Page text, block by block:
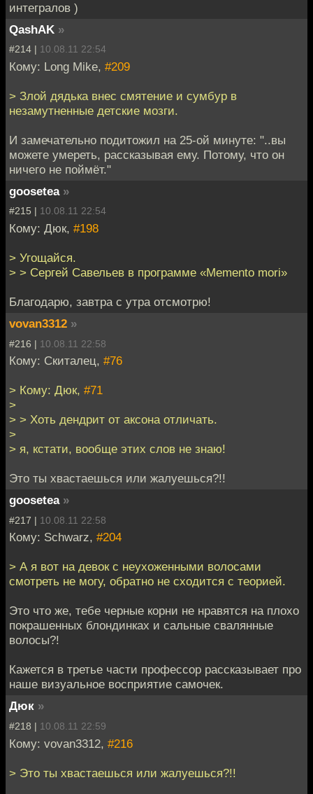
интегралов )
QashAK »
#214 | 10.08.11 22:54
Кому: Long Mike, #209
> Злой дядька внес смятение и сумбур в
незамутненные детские мозги.
И замечательно подитожил на 25-ой минуте: "..вы
можете умереть, рассказывая ему. Потому, что он
ничего не поймёт."
goosetea »
#215 | 10.08.11 22:54
Кому: Дюк, #198
> Угощайся.
> > Сергей Савельев в программе «Memento mori»
Благодарю, завтра с утра отсмотрю!
vovan3312 »
#216 | 10.08.11 22:58
Кому: Скиталец, #76
> Кому: Дюк, #71
>
> > Хоть дендрит от аксона отличать.
>
> я, кстати, вообще этих слов не знаю!
Это ты хвастаешься или жалуешься?!!
goosetea »
#217 | 10.08.11 22:58
Кому: Schwarz, #204
> А я вот на девок с неухоженными волосами
смотреть не могу, обратно не сходится с теорией.
Это что же, тебе черные корни не нравятся на плохо
покрашенных блондинках и сальные свалянные
волосы?!
Кажется в третье части профессор рассказывает про
наше визуальное восприятие самочек.
Дюк »
#218 | 10.08.11 22:59
Кому: vovan3312, #216
> Это ты хвастаешься или жалуешься?!!